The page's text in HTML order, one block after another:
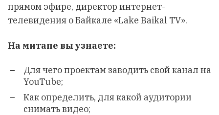
прямом эфире, директор интернет-
телевидения о Байкале «Lake Baikal TV».
На митапе вы узнаете:
Для чего проектам заводить свой канал на
YouTube;
Как определить, для какой аудитории
снимать видео;